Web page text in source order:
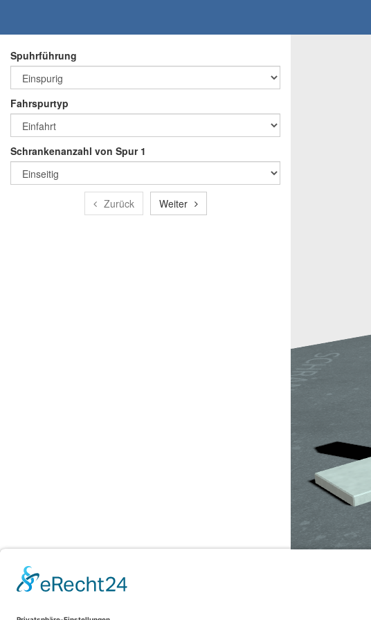
Spuhrführung
Fahrspurtyp
Schrankenanzahl von Spur 1
Zurück Weiter